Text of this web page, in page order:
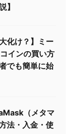
】
化け？】ミー
インの買い方
でも簡単に始
（メタマ
法・入金・使